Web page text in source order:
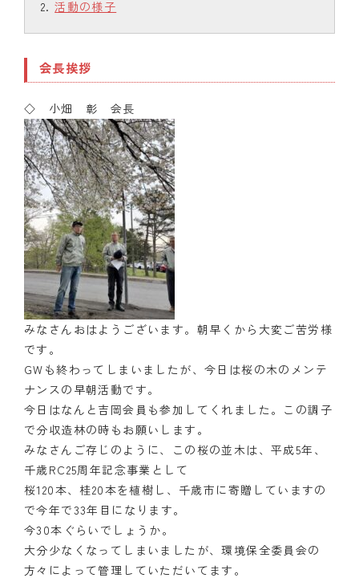
活動の様子
会長挨拶
◇ 小畑 彰 会長
みなさんおはようございます。朝早くから大変ご苦労様
です。
GWも終わってしまいましたが、今日は桜の木のメンテ
ナンスの早朝活動です。
今日はなんと吉岡会員も参加してくれました。この調子
で分収造林の時もお願いします。
みなさんご存じのように、この桜の並木は、平成5年、
千歳RC25周年記念事業として
桜120本、桂20本を植樹し、千歳市に寄贈していますの
で今年で33年目になります。
今30本ぐらいでしょうか。
大分少なくなってしまいましたが、環境保全委員会の
方々によって管理していただいてます。